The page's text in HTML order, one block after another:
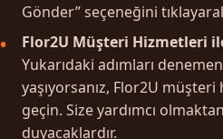
Gönder” seçeneğini
Flor2U Müşteri Hizmetleri
Yukarıdaki adımları
yaşıyorsanız, Flor2U
geçin. Size yardımcı
duyacaklardır.